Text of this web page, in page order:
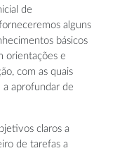
de
alguns
básicos
orientações e
com as quais
aprofundar de
claros a
de tarefas a